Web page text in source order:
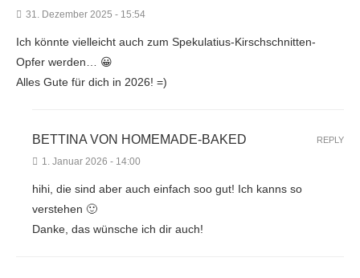
31. Dezember 2025 - 15:54
Ich könnte vielleicht auch zum Spekulatius-Kirschschnitten-
Opfer werden… 😀
Alles Gute für dich in 2026! =)
BETTINA VON HOMEMADE-BAKED
1. Januar 2026 - 14:00
hihi, die sind aber auch einfach soo gut! Ich kanns so
verstehen 🙂
Danke, das wünsche ich dir auch!
REPLY